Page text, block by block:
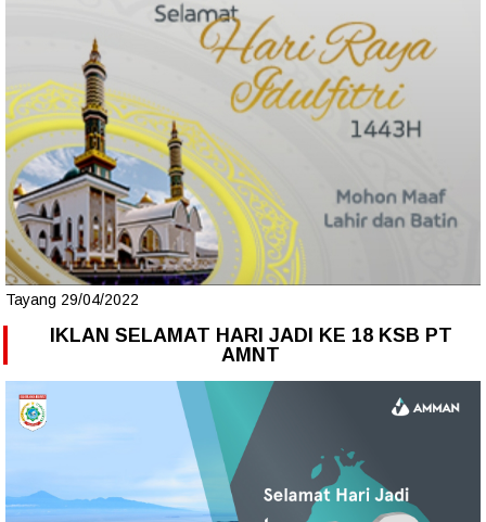
Tayang 29/04/2022
IKLAN SELAMAT HARI JADI KE 18 KSB PT
AMNT